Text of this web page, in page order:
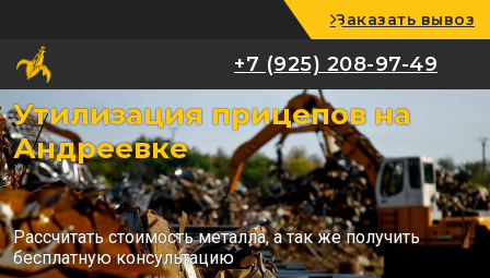
+7 (925) 208-97-49
Заказать вывоз
+7 (925) 208-97-49
Утилизация прицепов на
Андреевке
Рассчитать стоимость металла, а так же получить
бесплатную консультацию